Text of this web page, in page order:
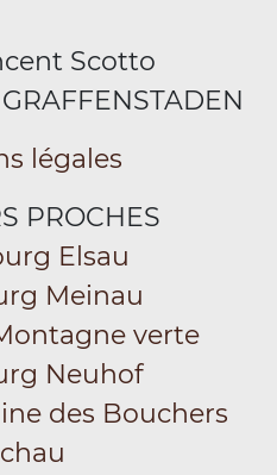
Scotto
légales
PROCHES
Elsau
Meinau
verte
Neuhof
des Bouchers